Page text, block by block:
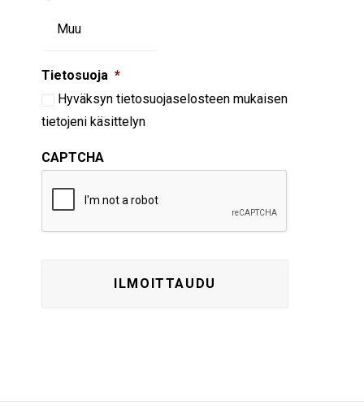
Tietosuoja *
Hyväksyn tietosuojaselosteen mukaisen
tietojeni käsittelyn
CAPTCHA